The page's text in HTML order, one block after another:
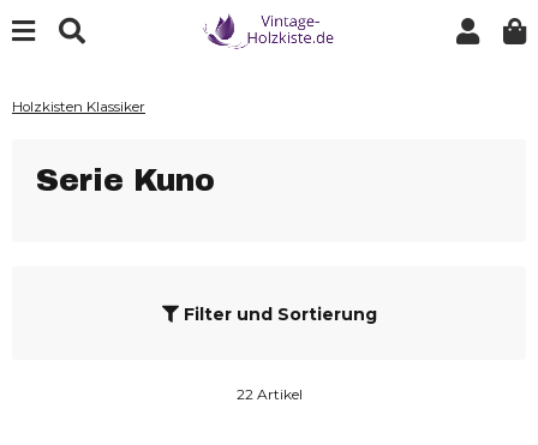
Holzkisten Klassiker
Serie Kuno
Filter und Sortierung
22 Artikel